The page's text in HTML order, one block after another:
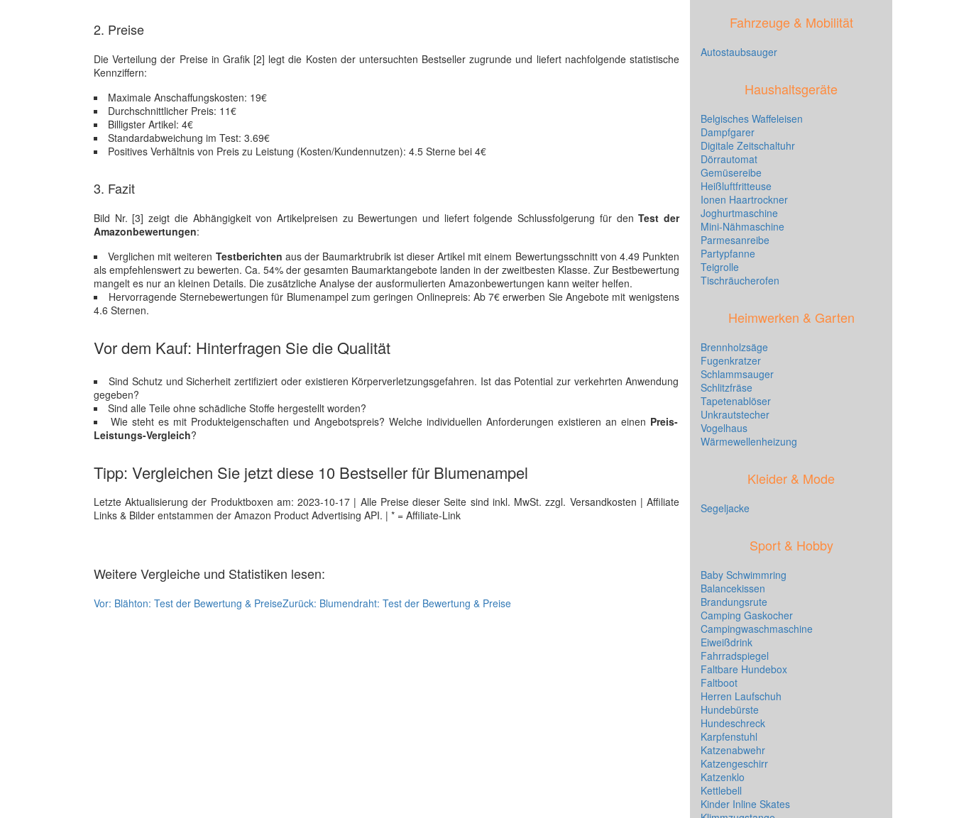
2. Preise
Die Verteilung der Preise in Grafik [2] legt die Kosten der untersuchten Bestseller zugrunde und liefert nachfolgende statistische
Kennziffern:
Maximale Anschaffungskosten: 19€
Durchschnittlicher Preis: 11€
Billigster Artikel: 4€
Standardabweichung im Test: 3.69€
Positives Verhältnis von Preis zu Leistung (Kosten/Kundennutzen): 4.5 Sterne bei 4€
3. Fazit
Bild Nr. [3] zeigt die Abhängigkeit von Artikelpreisen zu Bewertungen und liefert folgende Schlussfolgerung für denTest der
Amazonbewertungen:
Verglichen mit weiteren Testberichten aus der Baumarktrubrik ist dieser Artikel mit einem Bewertungsschnitt von 4.49 Punkten
als empfehlenswert zu bewerten. Ca. 54% der gesamten Baumarktangebote landen in der zweitbesten Klasse. Zur Bestbewertung
mangelt es nur an kleinen Details. Die zusätzliche Analyse der ausformulierten Amazonbewertungen kann weiter helfen.
Hervorragende Sternebewertungen für Blumenampel zum geringen Onlinepreis: Ab 7€ erwerben Sie Angebote mit wenigstens
4.6 Sternen.
Vor dem Kauf: Hinterfragen Sie die Qualität
Sind Schutz und Sicherheit zertifiziert oder existieren Körperverletzungsgefahren. Ist das Potential zur verkehrten Anwendung
gegeben?
Sind alle Teile ohne schädliche Stoffe hergestellt worden?
Wie steht es mit Produkteigenschaften und Angebotspreis? Welche individuellen Anforderungen existieren an einen Preis-
Leistungs-Vergleich?
Tipp: Vergleichen Sie jetzt diese 10 Bestseller für Blumenampel
Letzte Aktualisierung der Produktboxen am: 2023-10-17 | Alle Preise dieser Seite sind inkl. MwSt. zzgl. Versandkosten | Affiliate
Links & Bilder entstammen der Amazon Product Advertising API. | * = Affiliate-Link
Weitere Vergleiche und Statistiken lesen:
Vor: Blähton: Test der Bewertung & PreiseZurück: Blumendraht: Test der Bewertung & Preise
Fahrzeuge & Mobilität
Autostaubsauger
Haushaltsgeräte
Belgisches Waffeleisen
Dampfgarer
Digitale Zeitschaltuhr
Dörrautomat
Gemüsereibe
Heißluftfritteuse
Ionen Haartrockner
Joghurtmaschine
Mini-Nähmaschine
Parmesanreibe
Partypfanne
Teigrolle
Tischräucherofen
Heimwerken & Garten
Brennholzsäge
Fugenkratzer
Schlammsauger
Schlitzfräse
Tapetenablöser
Unkrautstecher
Vogelhaus
Wärmewellenheizung
Kleider & Mode
Segeljacke
Sport & Hobby
Baby Schwimmring
Balancekissen
Brandungsrute
Camping Gaskocher
Campingwaschmaschine
Eiweißdrink
Fahrradspiegel
Faltbare Hundebox
Faltboot
Herren Laufschuh
Hundebürste
Hundeschreck
Karpfenstuhl
Katzenabwehr
Katzengeschirr
Katzenklo
Kettlebell
Kinder Inline Skates